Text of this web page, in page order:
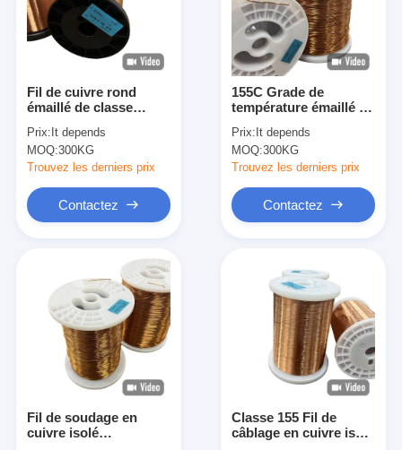
Produits
Spectacle de réalité virtuelle
À propos de nous
Fil de cuivre rond
émaillé de classe
large plage de
diamètre de fil
Prix: It depends
MOQ:300KG
Trouvez les derniers prix
Contactez
155C Grade de
température émaillé Fil
Options de couleur
personnalisables
Matériau d'isolation en
Prix: It depends
MOQ:300KG
Trouvez les derniers prix
Contactez
Fil de soudage en
cuivre isolé
Classe 155 Fil de
câblage en cuivre isolé